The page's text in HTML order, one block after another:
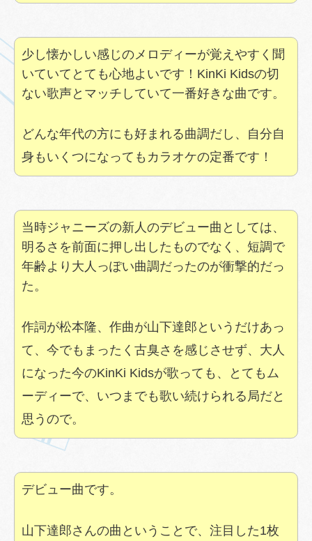
少し懐かしい感じのメロディーが覚えやすく聞
いていてとても心地よいです！KinKi Kidsの切
ない歌声とマッチしていて一番好きな曲です。
どんな年代の方にも好まれる曲調だし、自分自
身もいくつになってもカラオケの定番です！
当時ジャニーズの新人のデビュー曲としては、
明るさを前面に押し出したものでなく、短調で
年齢より大人っぽい曲調だったのが衝撃的だっ
た。
作詞が松本隆、作曲が山下達郎というだけあっ
て、今でもまったく古臭さを感じさせず、大人
になった今のKinKi Kidsが歌っても、とてもム
ーディーで、いつまでも歌い続けられる局だと
思うので。
デビュー曲です。
山下達郎さんの曲ということで、注目した1枚